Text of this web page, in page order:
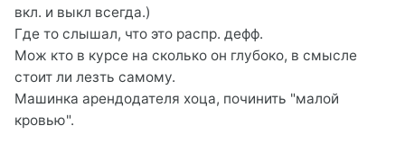
вкл. и выкл всегда.)
Где то слышал, что это распр. дефф.
Мож кто в курсе на сколько он глубоко, в смысле
стоит ли лезть самому.
Машинка арендодателя хоца, починить "малой
кровью".